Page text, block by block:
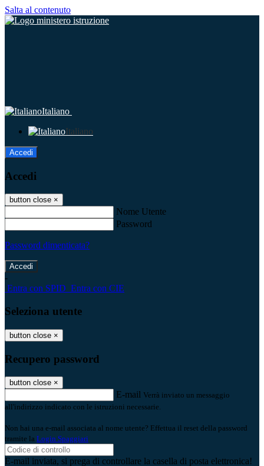
Salta al contenuto
Italiano
Italiano
Accedi
Accedi
button close ×
Nome Utente
Password
Password dimenticata?
-
Entra con SPID Entra con CIE
Seleziona utente
button close ×
Recupero password
button close ×
E-mail Verrà inviato un messaggio
all'indirizzo indicato con le istruzioni necessarie.
Non hai una e-mail associata al nome utente? Effettua il reset della password
tramite la Login Spaggiari
E-mail inviata, si prega di controllare la casella di posta elettronica!